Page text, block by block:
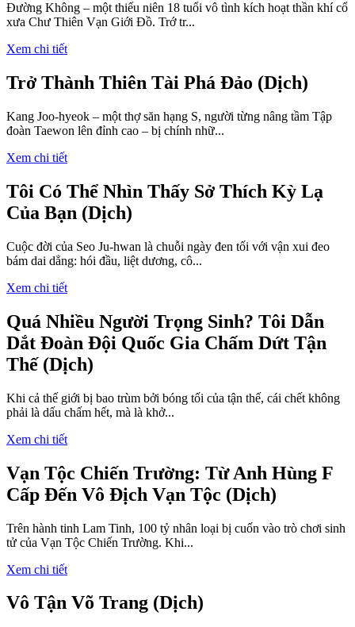
Đường Không – một thiếu niên 18 tuổi vô tình kích hoạt thần khí cổ
xưa Chư Thiên Vạn Giới Đồ. Trớ tr...
Xem chi tiết
Trở Thành Thiên Tài Phá Đảo (Dịch)
Kang Joo-hyeok – một thợ săn hạng S, người từng nâng tầm Tập
đoàn Taewon lên đỉnh cao – bị chính nhữ...
Xem chi tiết
Tôi Có Thể Nhìn Thấy Sở Thích Kỳ Lạ
Của Bạn (Dịch)
Cuộc đời của Seo Ju-hwan là chuỗi ngày đen tối với vận xui đeo
bám dai dẳng: hói đầu, liệt dương, cô...
Xem chi tiết
Quá Nhiều Người Trọng Sinh? Tôi Dẫn
Dắt Đoàn Đội Quốc Gia Chấm Dứt Tận
Thế (Dịch)
Khi cả thế giới bị bao trùm bởi bóng tối của tận thế, cái chết không
phải là dấu chấm hết, mà là khở...
Xem chi tiết
Vạn Tộc Chiến Trường: Từ Anh Hùng F
Cấp Đến Vô Địch Vạn Tộc (Dịch)
Trên hành tinh Lam Tinh, 100 tỷ nhân loại bị cuốn vào trò chơi sinh
tử của Vạn Tộc Chiến Trường. Khi...
Xem chi tiết
Vô Tận Võ Trang (Dịch)